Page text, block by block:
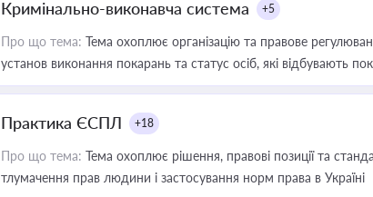
Кримінально-виконавча система +5
Про що тема: Тема охоплює організацію та правове
установ виконання покарань та статус осіб, які відбувають
Практика ЄСПЛ +18
Про що тема: Тема охоплює рішення, правові позиції та
тлумачення прав людини і застосування норм права в Україні